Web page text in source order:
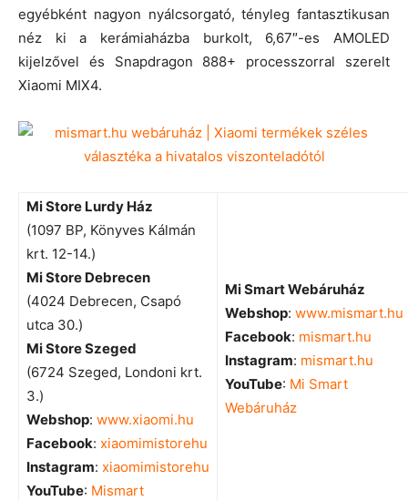
egyébként nagyon nyálcsorgató, tényleg fantasztikusan
néz ki a kerámiaházba burkolt, 6,67″-es AMOLED
kijelzővel és Snapdragon 888+ processzorral szerelt
Xiaomi MIX4.
Mi Store Lurdy Ház
(1097 BP, Könyves Kálmán
krt. 12-14.)
Mi Store Debrecen
(4024 Debrecen, Csapó
utca 30.)
Mi Store Szeged
(6724 Szeged, Londoni krt.
3.)
Webshop: www.xiaomi.hu
Facebook: xiaomimistorehu
Instagram: xiaomimistorehu
YouTube: Mismart
Mi Smart Webáruház
Webshop: www.mismart.hu
Facebook: mismart.hu
Instagram: mismart.hu
YouTube: Mi Smart
Webáruház